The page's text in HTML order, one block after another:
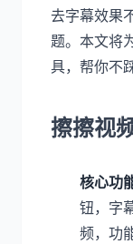
去字幕效果
题。本文将
具，帮你不
擦擦视
核心功
钮，字
频，功